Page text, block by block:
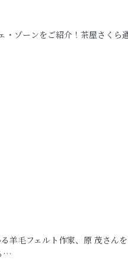
ゾーンをご紹介！茶屋さくら
羊毛フェルト作家、原 茂さん
…